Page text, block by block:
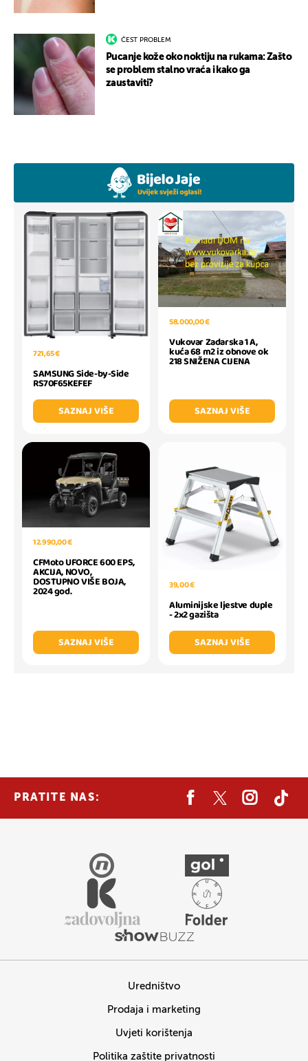
ČEST PROBLEM
Pucanje kože oko noktiju na rukama: Zašto
se problem stalno vraća i kako ga
zaustaviti?
721,65 €
SAMSUNG Side-by-Side
RS70F65KEFEF
SAZNAJ VIŠE
58.000,00 €
Vukovar Zadarska 1 A,
kuća 68 m2 iz obnove ok
218 SNIŽENA CIJENA
SAZNAJ VIŠE
12.990,00 €
CFMoto UFORCE 600 EPS,
AKCIJA, NOVO,
DOSTUPNO VIŠE BOJA,
2024 god.
SAZNAJ VIŠE
39,00 €
Aluminijske ljestve duple
- 2x2 gazišta
SAZNAJ VIŠE
PRATITE NAS:
Uredništvo
Prodaja i marketing
Uvjeti korištenja
Politika zaštite privatnosti